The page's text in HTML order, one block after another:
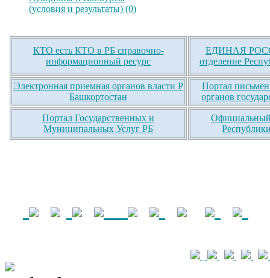
(условия и результаты) (0)
КТО есть КТО в РБ справочно-
информационный ресурс
ЕДИНАЯ
отделение
Электронная приемная органов власти Р
Башкортостан
Портал
органов
Портал Государственных и
Муниципальных Услуг РБ
Официальный